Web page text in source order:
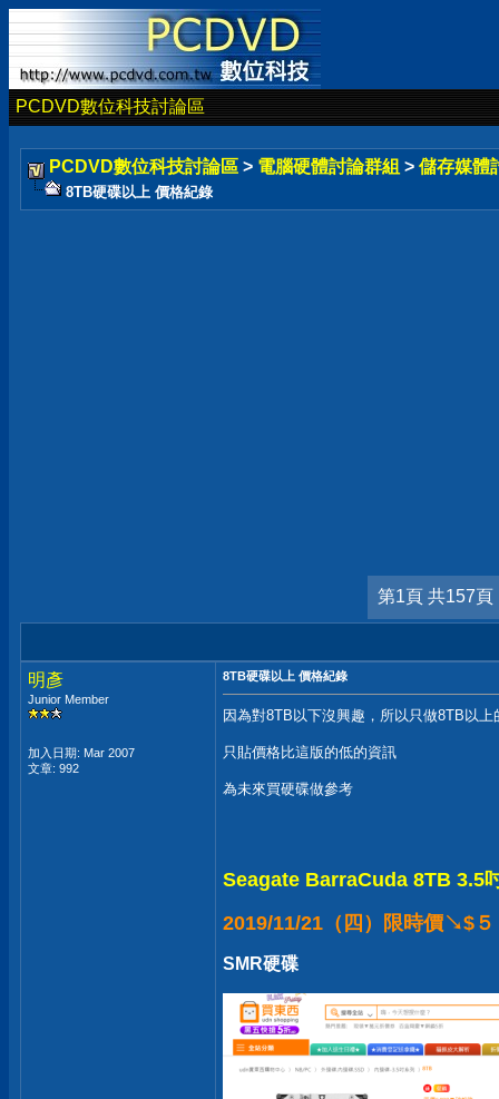
PCDVD數位科技討論區
PCDVD數位科技討論區 > 電腦硬體討論群組 > 儲存媒體
8TB硬碟以上 價格紀錄
第1頁 共157頁
明彥
Junior Member
加入日期: Mar 2007
文章: 992
8TB硬碟以上 價格紀錄
因為對8TB以下沒興趣，所以只做8TB以
只貼價格比這版的低的資訊
為未來買硬碟做參考
Seagate BarraCuda 8TB 3.5
2019/11/21（四）限時價↘$５
SMR硬碟